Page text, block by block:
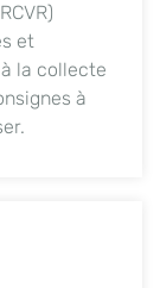
et
la collecte
à